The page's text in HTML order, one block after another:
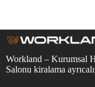
Workland – Kurumsal
Salonu kiralama